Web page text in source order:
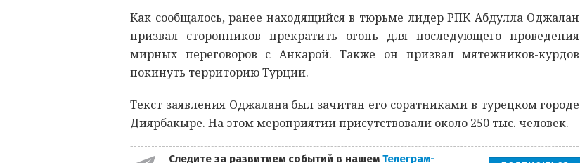
Как сообщалось, ранее находящийся в тюрьме лидер РПК Абдулла Оджалан
призвал сторонников прекратить огонь для последующего проведения
мирных переговоров с Анкарой. Также он призвал мятежников-курдов
покинуть территорию Турции.
Текст заявления Оджалана был зачитан его соратниками в турецком городе
Диярбакыре. На этом мероприятии присутствовали около 250 тыс. человек.
Следите за развитием событий в нашем Телеграм-